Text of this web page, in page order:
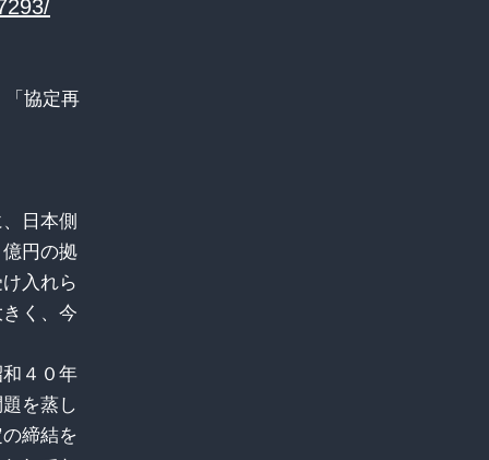
協定再
日本側
円の拠
入れら
く、今
４０年
を蒸し
締結を